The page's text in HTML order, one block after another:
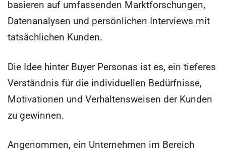
basieren auf umfassenden Marktforschungen,
Datenanalysen und persönlichen Interviews mit
tatsächlichen Kunden.
Die Idee hinter Buyer Personas ist es, ein tieferes
Verständnis für die individuellen Bedürfnisse,
Motivationen und Verhaltensweisen der Kunden
zu gewinnen.
Angenommen, ein Unternehmen im Bereich